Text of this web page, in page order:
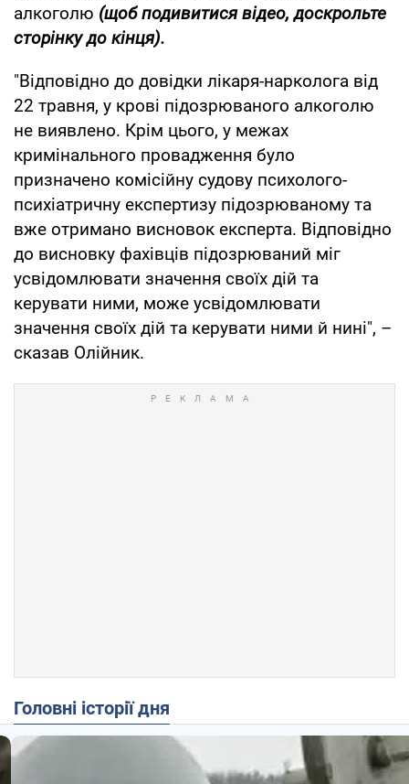
алкоголю (щоб подивитися відео, доскрольте
сторінку до кінця).
"Відповідно до довідки лікаря-нарколога від
22 травня, у крові підозрюваного алкоголю
не виявлено. Крім цього, у межах
кримінального провадження було
призначено комісійну судову психолого-
психіатричну експертизу підозрюваному та
вже отримано висновок експерта. Відповідно
до висновку фахівців підозрюваний міг
усвідомлювати значення своїх дій та
керувати ними, може усвідомлювати
значення своїх дій та керувати ними й нині", –
сказав Олійник.
Головні історії дня